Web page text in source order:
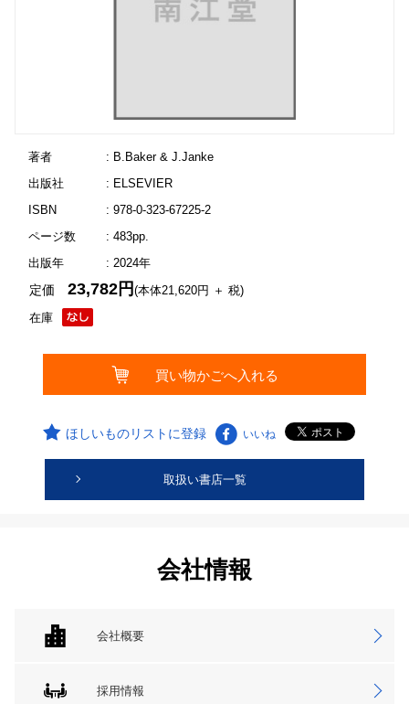
著者
: B.Baker & J.Janke
出版社
: ELSEVIER
ISBN
: 978-0-323-67225-2
ページ数
: 483pp.
出版年
: 2024年
在庫
定価23,782円(本体21,620円 ＋ 税)
ほしいものリストに登録 いいね
取扱い書店一覧
会社情報
会社概要
採用情報